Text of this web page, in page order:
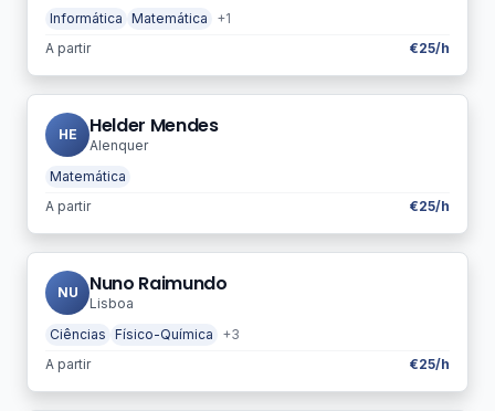
Informática Matemática
+1
A partir
€25/h
HE Helder Mendes
Alenquer
Matemática
A partir
€25/h
NU Nuno Raimundo
Lisboa
Ciências Físico-Química
+3
A partir
€25/h